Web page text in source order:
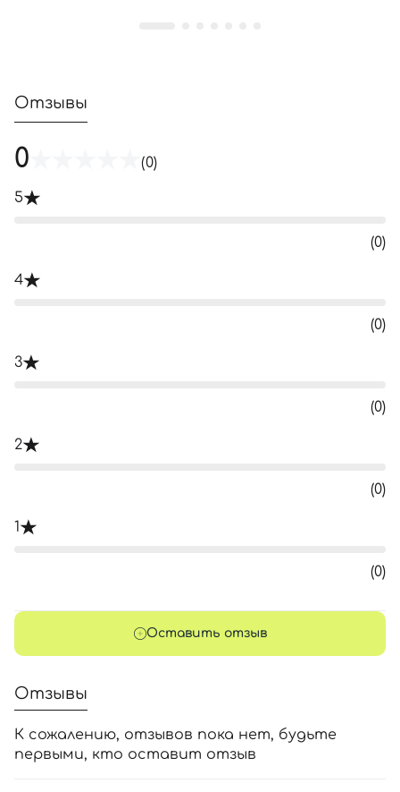
Отзывы
0 (0)
5
(0)
4
(0)
3
(0)
2
(0)
1
(0)
Оставить отзыв
Отзывы
К сожалению, отзывов пока нет, будьте
первыми, кто оставит отзыв